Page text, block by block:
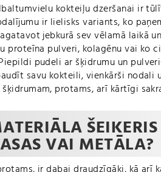
kokteiļu dzeršanai ir
ir lielisks variants, ko
jebkurā sev vēlamā laikā
proteīna pulveri, kolagēnu vai ko
pudeli ar šķidrumu un
savu kokteili, vienkārši nodali
protams, arī kārtīgi
VAI METĀLA?